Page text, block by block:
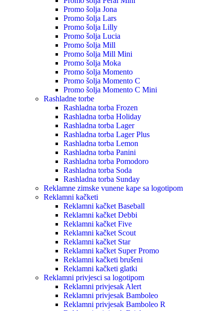
Promo šolja Jona
Promo šolja Lars
Promo šolja Lilly
Promo šolja Lucia
Promo šolja Mill
Promo šolja Mill Mini
Promo šolja Moka
Promo šolja Momento
Promo šolja Momento C
Promo šolja Momento C Mini
Rashladne torbe
Rashladna torba Frozen
Rashladna torba Holiday
Rashladna torba Lager
Rashladna torba Lager Plus
Rashladna torba Lemon
Rashladna torba Panini
Rashladna torba Pomodoro
Rashladna torba Soda
Rashladna torba Sunday
Reklamne zimske vunene kape sa logotipom
Reklamni kačketi
Reklamni kačket Baseball
Reklamni kačket Debbi
Reklamni kačket Five
Reklamni kačket Scout
Reklamni kačket Star
Reklamni kačket Super Promo
Reklamni kačketi brušeni
Reklamni kačketi glatki
Reklamni privjesci sa logotipom
Reklamni privjesak Alert
Reklamni privjesak Bamboleo
Reklamni privjesak Bamboleo R